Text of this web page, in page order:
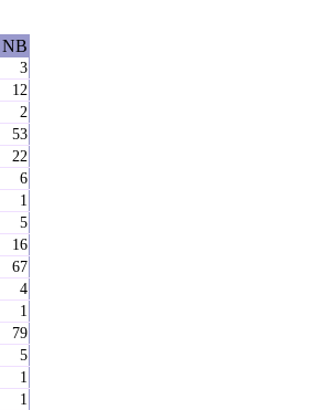
NB
3
12
2
53
22
6
1
5
16
67
4
1
79
5
1
1